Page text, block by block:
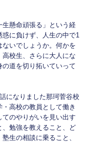
懸命頑張る」という経
に負けず、人生の中で1
いでしょうか。何かを
校生、さらに大人にな
道を切り拓いていって
になりました那珂菅谷校
高校の教員として働き
のやりがいを見い出す
勉強を教えること、ど
生の相談に乗ること、